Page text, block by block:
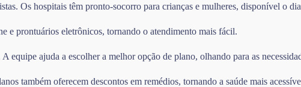
Os hospitais têm pronto-socorro para crianças e mulheres, disponível o
e prontuários eletrônicos, tornando o atendimento mais fácil.
equipe ajuda a escolher a melhor opção de plano, olhando para as
também oferecem descontos em remédios, tornando a saúde mais